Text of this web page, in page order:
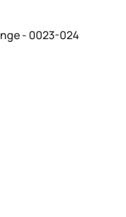
- 0023-024